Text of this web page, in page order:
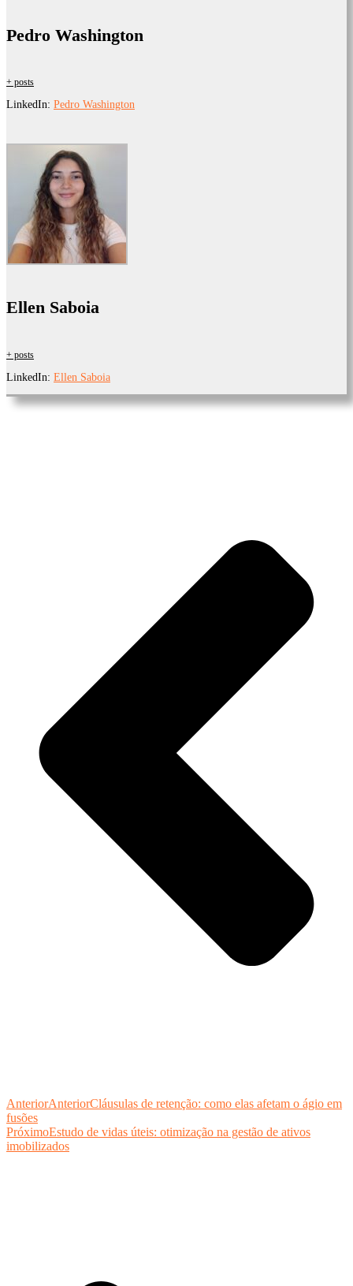
Pedro Washington
+ posts
LinkedIn: Pedro Washington
Ellen Saboia
+ posts
LinkedIn: Ellen Saboia
AnteriorAnteriorCláusulas de retenção: como elas afetam o ágio em
fusões
PróximoEstudo de vidas úteis: otimização na gestão de ativos
imobilizados